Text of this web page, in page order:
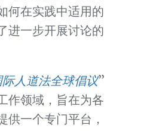
何在实践中适用的
进一步开展讨论的
际人道法全球倡议”
作领域，旨在为各
供一个专门平台，